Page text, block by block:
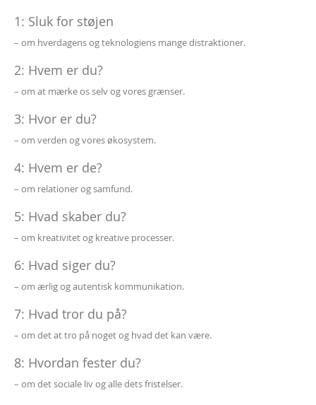
1: Sluk for støjen
– om hverdagens og teknologiens mange distraktioner.
2: Hvem er du?
– om at mærke os selv og vores grænser.
3: Hvor er du?
– om verden og vores økosystem.
4: Hvem er de?
– om relationer og samfund.
5: Hvad skaber du?
– om kreativitet og kreative processer.
6: Hvad siger du?
– om ærlig og autentisk kommunikation.
7: Hvad tror du på?
– om det at tro på noget og hvad det kan være.
8: Hvordan fester du?
– om det sociale liv og alle dets fristelser.